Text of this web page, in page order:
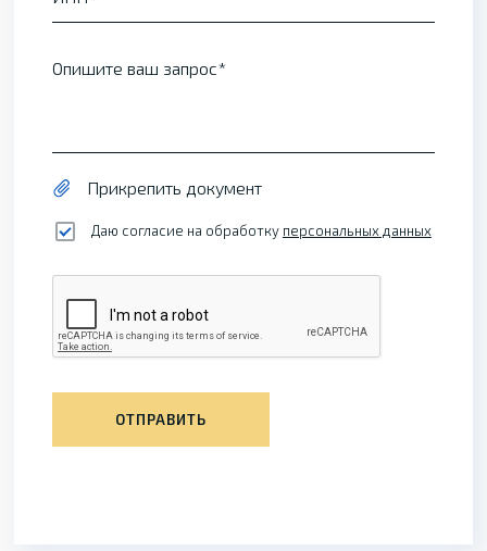
Опишите ваш запрос
Прикрепить документ
Даю согласие на обработку персональных данных
ОТПРАВИТЬ